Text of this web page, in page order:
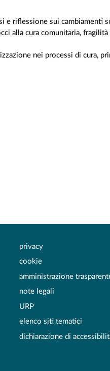
e riflessione sui cambiamenti
alla cura comunitaria, fragilità
nei processi di cura,
privacy
cookie
amministrazione
note legali
URP
elenco siti tematici
dichiarazione di